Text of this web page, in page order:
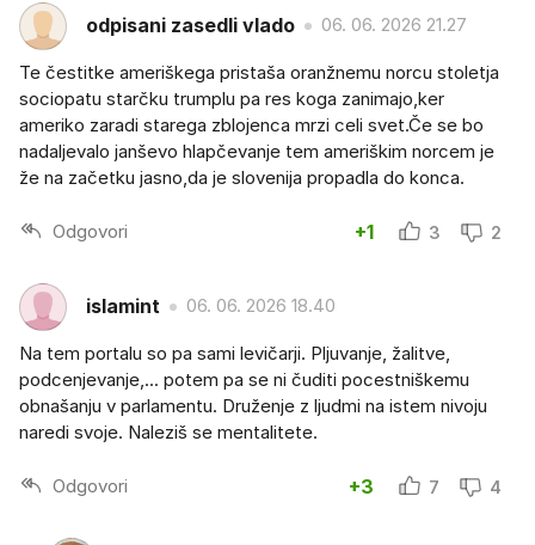
odpisani zasedli vlado 06. 06. 2026 21.27
Te čestitke ameriškega pristaša oranžnemu norcu stoletja
sociopatu starčku trumplu pa res koga zanimajo,ker
ameriko zaradi starega zblojenca mrzi celi svet.Če se bo
nadaljevalo janševo hlapčevanje tem ameriškim norcem je
že na začetku jasno,da je slovenija propadla do konca.
Odgovori +1 3 2
islamint 06. 06. 2026 18.40
Na tem portalu so pa sami levičarji. Pljuvanje, žalitve,
podcenjevanje,... potem pa se ni čuditi pocestniškemu
obnašanju v parlamentu. Druženje z ljudmi na istem nivoju
naredi svoje. Naleziš se mentalitete.
Odgovori +3 7 4